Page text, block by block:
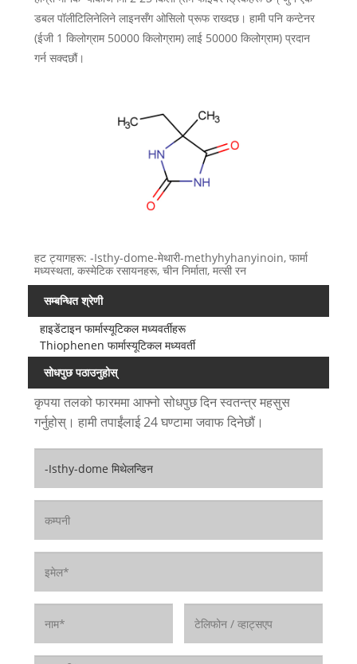
डबल पॉलीटिलिनेलिने लाइनसँग ओसिलो प्रूफ राख्दछ। हामी पनि कन्टेनर
(ईजी 1 किलोग्राम 50000 किलोग्राम) लाई 50000 किलोग्राम) प्रदान
गर्न सक्दछौं।
हट ट्यागहरू: -Isthy-dome-मेथारी-methyhyhanyinoin, फार्मा
मध्यस्थता, कस्मेटिक रसायनहरू, चीन निर्माता, मत्सी रन
सम्बन्धित श्रेणी
हाइडेंटाइन फार्मास्यूटिकल मध्यवर्तीहरू
Thiophenen फार्मास्यूटिकल मध्यवर्ती
सोधपुछ पठाउनुहोस्
कृपया तलको फारममा आफ्नो सोधपुछ दिन स्वतन्त्र महसुस
गर्नुहोस्। हामी तपाईंलाई 24 घण्टामा जवाफ दिनेछौं।